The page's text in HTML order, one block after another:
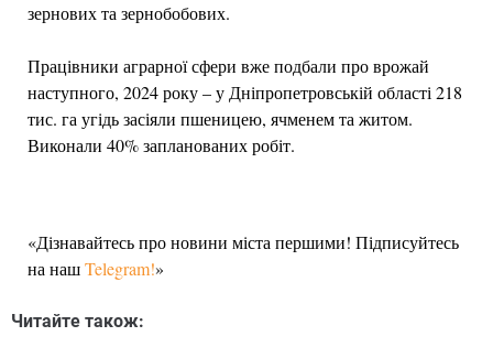
зернових та зернобобових.
Працівники аграрної сфери вже подбали про врожай
наступного, 2024 року – у Дніпропетровській області 218
тис. га угідь засіяли пшеницею, ячменем та житом.
Виконали 40% запланованих робіт.
«Дізнавайтесь про новини міста першими! Підписуйтесь
на нашTelegram!»
Читайте також: